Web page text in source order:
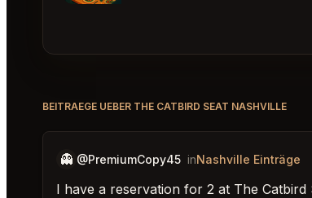
BEITRAEGE UEBER THE CATBIRD SEAT NASHVILLE
👻 @PremiumCopy45 inNashville Einträge
I have a reservation for 2 at The Catbird